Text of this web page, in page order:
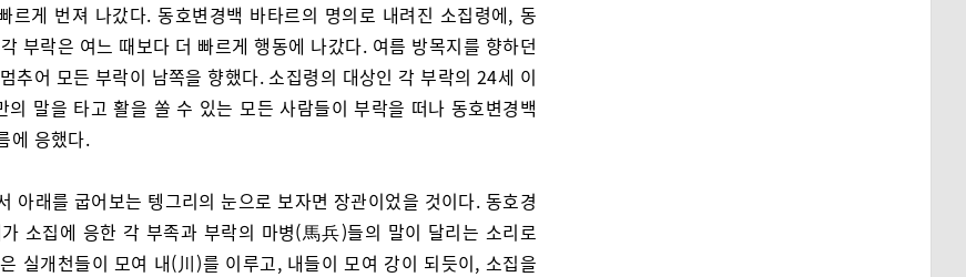
르게 번져 나갔다. 동호변경백 바타르의 명의로 내려진 소집령에, 동
부락은 여느 때보다 더 빠르게 행동에 나갔다. 여름 방목지를 향하던
추어 모든 부락이 남쪽을 향했다. 소집령의 대상인 각 부락의 24세 이
의 말을 타고 활을 쏠 수 있는 모든 사람들이 부락을 떠나 동호변경백
에 응했다.
아래를 굽어보는 텡그리의 눈으로 보자면 장관이었을 것이다. 동호경
소집에 응한 각 부족과 부락의 마병(馬兵)들의 말이 달리는 소리로
실개천들이 모여 내(川)를 이루고, 내들이 모여 강이 되듯이, 소집을